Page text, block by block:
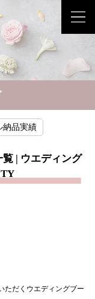
納品実績
| ウエディング
ただくウエディングブー